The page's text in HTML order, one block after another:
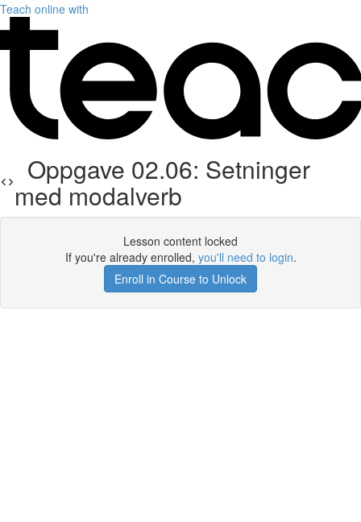
Teach online with
Oppgave 02.06: Setninger
med modalverb
Lesson content locked
If you're already enrolled, you'll need to login.
Enroll in Course to Unlock